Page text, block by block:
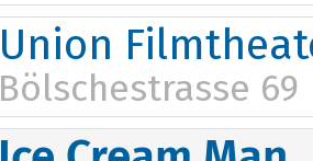
Union
Bölschestrasse 69